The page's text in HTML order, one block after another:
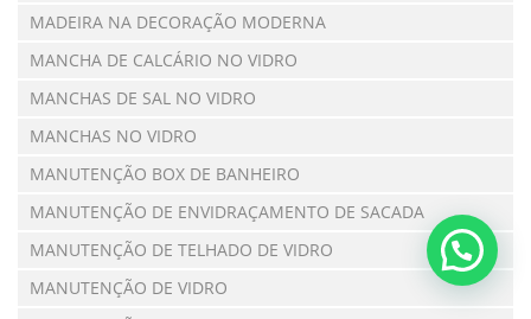
MADEIRA NA DECORAÇÃO MODERNA
MANCHA DE CALCÁRIO NO VIDRO
MANCHAS DE SAL NO VIDRO
MANCHAS NO VIDRO
MANUTENÇÃO BOX DE BANHEIRO
MANUTENÇÃO DE ENVIDRAÇAMENTO DE SACADA
MANUTENÇÃO DE TELHADO DE VIDRO
MANUTENÇÃO DE VIDRO